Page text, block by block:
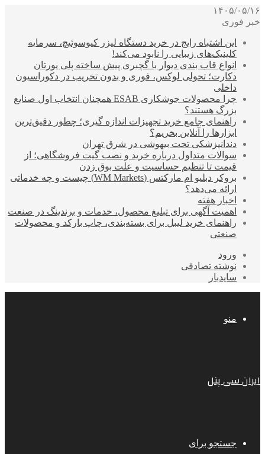
۱۴۰۵/۰۵/۱۶
خبر فوری
این اشتباه رایج در خرید دستگاه لیزر کیوسوئیچ، سرمایه
کلینیک‌های زیبایی را نابود می‌کند!
انواع قاب بندی دیوار با گچبری پیش ساخته پلی یورتان
دکارت؛ تحولی لوکس، فوری و بدون تخریب در دکوراسیون
داخلی
چرا محصولات جوشکاری ESAB همچنان انتخاب اول صنایع
بزرگ هستند؟
راهنمای جامع خرید تجهیزات اندازه گیری؛ چطور دقیق‌ترین
ابزارها را آنلاین بخریم؟
دندانپزشکی تحت بیهوشی در شرق تهران
سوالات متداول درباره خرید و نصب گیت فروشگاهی؛ از
قیمت تا تنظیم حساسیت و علت بوق زدن
بروکر دبلیو ام مارکتس (WM Markets) چیست و چه خدماتی
ارائه می‌دهد؟
اخبار هفته
اهمیت آگهی برای تبلیغ محصول، خدمات و برندینگ در صنعت
راهنمای خرید لیبل برای بسته‌بندی، چاپ بارکد و محصولات
صنعتی
ورود
نوشته تصادفی
سایدبار
منو
ایران سی پنل
جستجو برای